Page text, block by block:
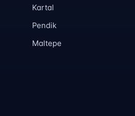
Kartal
Pendik
Maltepe